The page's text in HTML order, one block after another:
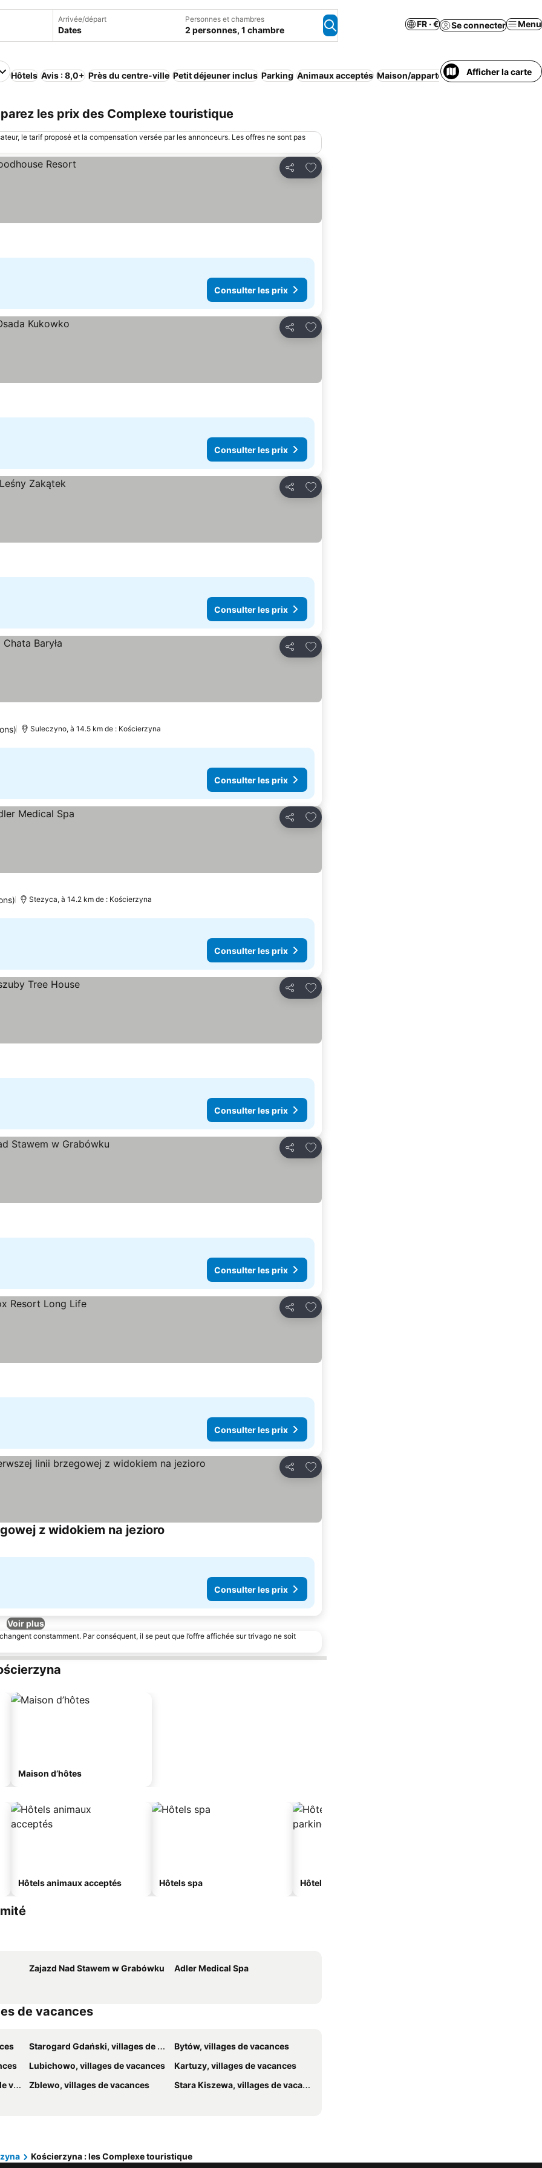
Arrivée/départ
Dates
Personnes et chambres
2 personnes, 1 chambre
FR · € Se connecter Menu
Hôtels Avis : 8,0+ Près du centre-ville Petit déjeuner inclus Parking Animaux acceptés Maison/appartement entier Complexe
Afficher la carte
les prix des Complexe touristique
le tarif proposé et la compensation versée par les annonceurs. Les offres ne sont pas
Partager
Ajouter à mes favoris
Consulter les prix
Partager
Ajouter à mes favoris
Consulter les prix
Partager
Ajouter à mes favoris
Consulter les prix
Partager
Ajouter à mes favoris
Suleczyno, à 14.5 km de : Kościerzyna
Consulter les prix
Partager
Ajouter à mes favoris
Stezyca, à 14.2 km de : Kościerzyna
Consulter les prix
Partager
Ajouter à mes favoris
Consulter les prix
Partager
Ajouter à mes favoris
Consulter les prix
Partager
Ajouter à mes favoris
Consulter les prix
Partager
Ajouter à mes favoris
z widokiem na jezioro
Consulter les prix
Voir plus
constamment. Par conséquent, il se peut que l’offre affichée sur trivago ne soit
Maison d’hôtes
Hôtels animaux acceptés Hôtels spa Hôtels avec parking
Zajazd Nad Stawem w Grabówku Adler Medical Spa
de vacances
Starogard Gdański, villages de vacances
Bytów, villages de vacances
Lubichowo, villages de vacances
Kartuzy, villages de vacances
Zblewo, villages de vacances Stara Kiszewa, villages de vacances
Kościerzyna : les Complexe touristique